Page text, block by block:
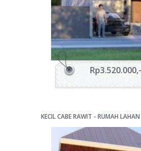
Rp3.520.000,-
KECIL CABE RAWIT - RUMAH